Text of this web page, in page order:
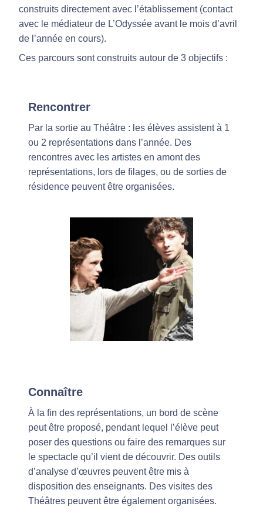
construits directement avec l’établissement (contact
avec le médiateur de L’Odyssée avant le mois d’avril
de l’année en cours).
Ces parcours sont construits autour de 3 objectifs :
Rencontrer
Par la sortie au Théâtre : les élèves assistent à 1
ou 2 représentations dans l’année. Des
rencontres avec les artistes en amont des
représentations, lors de filages, ou de sorties de
résidence peuvent être organisées.
Connaître
À la fin des représentations, un bord de scène
peut être proposé, pendant lequel l’élève peut
poser des questions ou faire des remarques sur
le spectacle qu’il vient de découvrir. Des outils
d’analyse d’œuvres peuvent être mis à
disposition des enseignants. Des visites des
Théâtres peuvent être également organisées.